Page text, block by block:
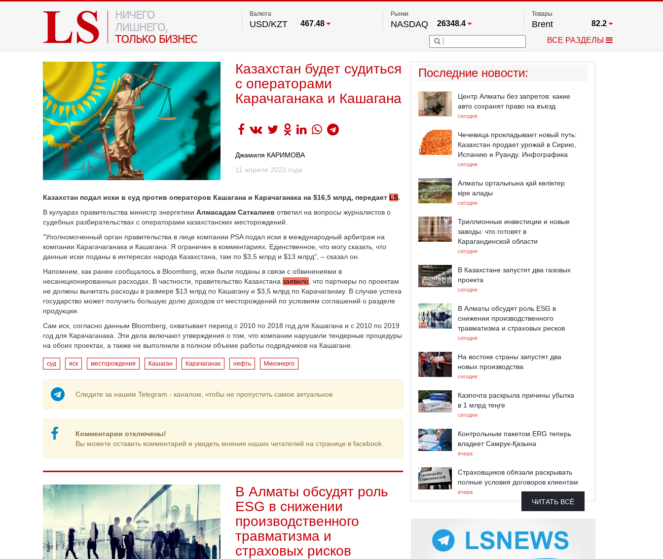
Валюта
USD/KZT 467.48
Рынки
NASDAQ 26348.4
FTSE 100 67.17
53885.1
S&P 500
24484.1
Товары
Brent 82.2
Платина
2.642
ВСЕ РАЗДЕЛЫ
Казахстан будет судиться
с операторами
Карачаганака и Кашагана
Джамиля КАРИМОВА
11 апреля 2023 года
Казахстан подал иски в суд против операторов Кашагана и Карачаганака на $16,5 млрд, передает LS.
В кулуарах правительства министр энергетики Алмасадам Саткалиев ответил на вопросы журналистов о
судебных разбирательствах с операторами казахстанских месторождений.
"Уполномоченный орган правительства в лице компании PSA подал иски в международный арбитраж на
компании Карагачаганака и Кашагана. Я ограничен в комментариях. Единственное, что могу сказать, что
данные иски поданы в интересах народа Казахстана, там по $3,5 млрд и $13 млрд", – сказал он.
Напомним, как ранее сообщалось в Bloomberg, иски были поданы в связи с обвинениями в
несанкционированных расходах. В частности, правительство Казахстана заявило , что партнеры по проектам
не должны вычитать расходы в размере $13 млрд по Кашагану и $3,5 млрд по Карачаганаку. В случае успеха
государство может получить большую долю доходов от месторождений по условиям соглашений о разделе
продукции.
Сам иск, согласно данным Bloomberg, охватывает период с 2010 по 2018 год для Кашагана и с 2010 по 2019
год для Карачаганака. Эти дела включают утверждения о том, что компании нарушили тендерные процедуры
на обоих проектах, а также не выполнили в полном объеме работы подрядчиков на Кашагане.
суд иск месторождения Кашаган Карачаганак нефть Минэнерго
Следите за нашим Telegram - каналом, чтобы не пропустить самое актуальное
Комментарии отключены!
Вы можете оставить комментарий и увидеть мнения наших читателей на странице в facebook.
В Алматы обсудят роль
ESG в снижении
производственного
травматизма и
страховых рисков
Последние новости:
Центр Алматы без запретов: какие
авто сохранят право на въезд
сегодня
Чечевица прокладывает новый путь:
Казахстан продает урожай в Сирию,
Испанию и Руанду. Инфографика
сегодня
Алматы орталығына қай көліктер
кіре алады
сегодня
Триллионные инвестиции и новые
заводы: что готовят в
Карагандинской области
сегодня
В Казахстане запустят два газовых
проекта
сегодня
В Алматы обсудят роль ESG в
снижении производственного
травматизма и страховых рисков
сегодня
На востоке страны запустят два
новых производства
сегодня
Казпочта раскрыла причины убытка
в 1 млрд теңге
сегодня
Контрольным пакетом ERG теперь
владеет Самрук-Қазына
вчера
Страховщиков обязали раскрывать
полные условия договоров клиентам
вчера
ЧИТАТЬ ВСЁ